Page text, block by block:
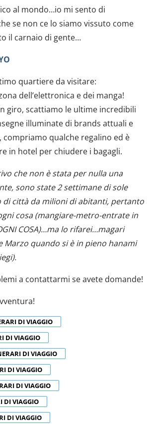
al mondo…io mi sento di
se non ce lo siamo vissuto come
il carnaio di gente…
quartiere da visitare:
dell’elettronica e dei manga!
giro, scattiamo le ultime incredibili
illuminate di brands attuali e
compriamo qualche regalino ed è
in hotel per chiudere i bagagli.
che non è stata per nulla una
sono state 2 settimane di sole
di città da milioni di abitanti, pertanto
cosa (mangiare-metro-entrate in
COSA)…ma lo rifarei…magari
Marzo quando si è in pieno hanami
a contattarmi se avete domande!
DI VIAGGIO
DI VIAGGIO
DI VIAGGIO
DI VIAGGIO
DI VIAGGIO
DI VIAGGIO
DI VIAGGIO